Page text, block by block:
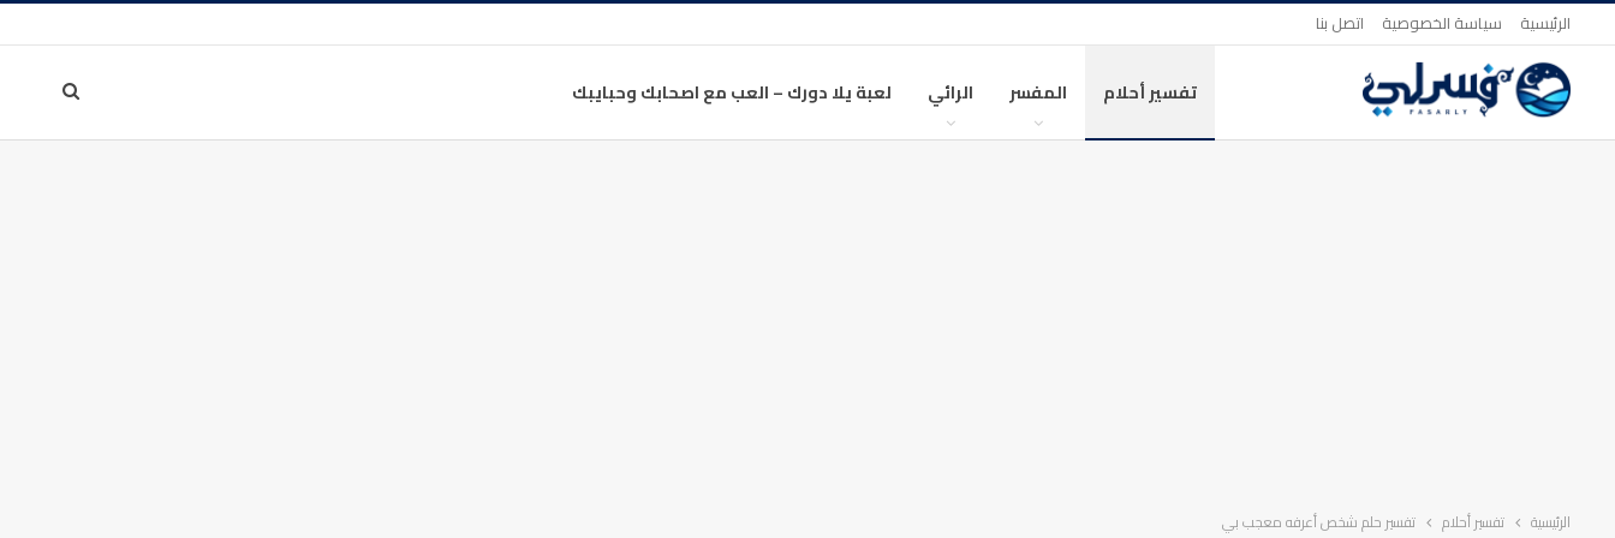
الرئيسية سياسة الخصوصية اتصل بنا
تفسير أحلام المفسر الرائي لعبة يلا دورك – العب مع اصحابك وحبايبك
الرئيسية تفسير أحلام تفسير حلم شخص أعرفه معجب بي